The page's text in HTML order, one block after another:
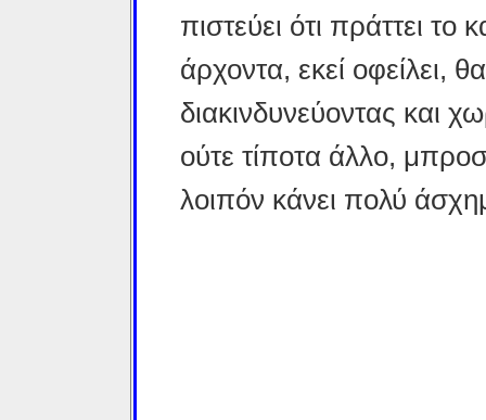
πιστεύει ότι πράττει το
άρχοντα, εκεί οφείλει,
διακινδυνεύοντας και
ούτε τίποτα άλλο,
λοιπόν κάνει πολύ